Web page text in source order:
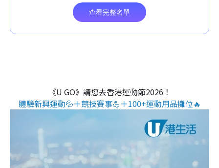
《U GO》請您去香港運動節2026！
體驗新興運動💦＋競技賽事💪＋100+運動用品攤位🔥